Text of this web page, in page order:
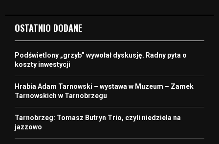
OSTATNIO DODANE
Podświetlony „grzyb” wywołał dyskusję. Radny pyta o
koszty inwestycji
Hrabia Adam Tarnowski – wystawa w Muzeum – Zamek
Tarnowskich w Tarnobrzegu
Tarnobrzeg: Tomasz Butryn Trio, czyli niedziela na
jazzowo